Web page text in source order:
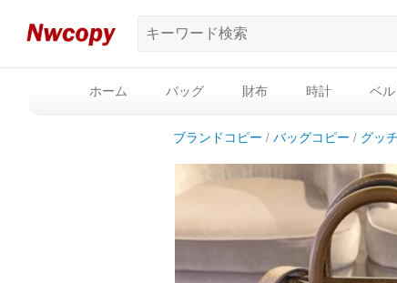
ホーム バッグ 財布 時計 ベル
ブランドコピー バッグコピー グッ